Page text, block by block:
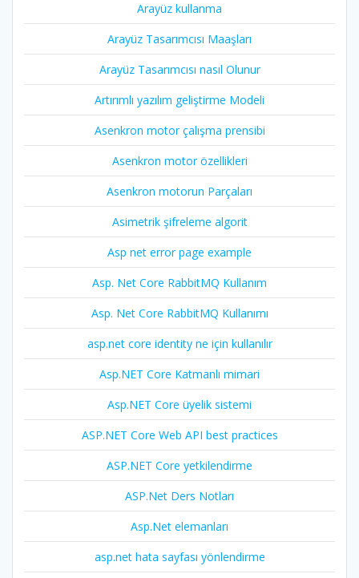
Arayüz kullanma
Arayüz Tasarımcısı Maaşları
Arayüz Tasarımcısı nasıl Olunur
Artırımlı yazılım geliştirme Modeli
Asenkron motor çalışma prensibi
Asenkron motor özellikleri
Asenkron motorun Parçaları
Asimetrik şifreleme algorit
Asp net error page example
Asp. Net Core RabbitMQ Kullanım
Asp. Net Core RabbitMQ Kullanımı
asp.net core identity ne için kullanılır
Asp.NET Core Katmanlı mimari
Asp.NET Core üyelik sistemi
ASP.NET Core Web API best practices
ASP.NET Core yetkilendirme
ASP.Net Ders Notları
Asp.Net elemanları
asp.net hata sayfası yönlendirme